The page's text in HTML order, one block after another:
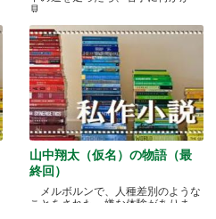
見.....
山中翔太（仮名）の物語（最
終回）
メルボルンで、人種差別のような
ことをされた、嫌な体験がありま